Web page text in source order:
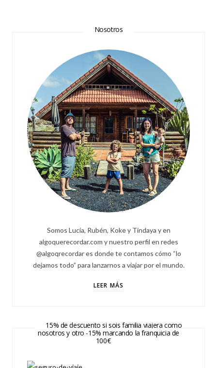
Nosotros
Somos Lucía, Rubén, Koke y Tindaya y en
algoquerecordar.com y nuestro perfil en redes
@algoqrecordar es donde te contamos cómo “lo
dejamos todo” para lanzarnos a viajar por el mundo.
LEER MÁS
15% de descuento si sois familia viajera como
nosotros y otro -15% marcando la franquicia de
100€